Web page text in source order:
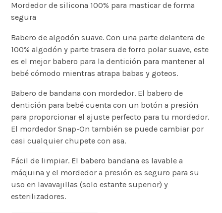
Mordedor de silicona 100% para masticar de forma
segura
Babero de algodón suave. Con una parte delantera de
100% algodón y parte trasera de forro polar suave, este
es el mejor babero para la dentición para mantener al
bebé cómodo mientras atrapa babas y goteos.
Babero de bandana con mordedor. El babero de
dentición para bebé cuenta con un botón a presión
para proporcionar el ajuste perfecto para tu mordedor.
El mordedor Snap-On también se puede cambiar por
casi cualquier chupete con asa.
Fácil de limpiar. El babero bandana es lavable a
máquina y el mordedor a presión es seguro para su
uso en lavavajillas (solo estante superior) y
esterilizadores.